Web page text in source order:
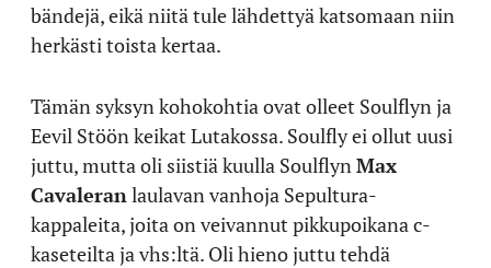
bändejä, eikä niitä tule lähdettyä katsomaan niin
herkästi toista kertaa.
Tämän syksyn kohokohtia ovat olleet Soulflyn ja
Eevil Stöön keikat Lutakossa. Soulfly ei ollut uusi
juttu, mutta oli siistiä kuulla Soulflyn Max
Cavaleran laulavan vanhoja Sepultura-
kappaleita, joita on veivannut pikkupoikana c-
kaseteilta ja vhs:ltä. Oli hieno juttu tehdä